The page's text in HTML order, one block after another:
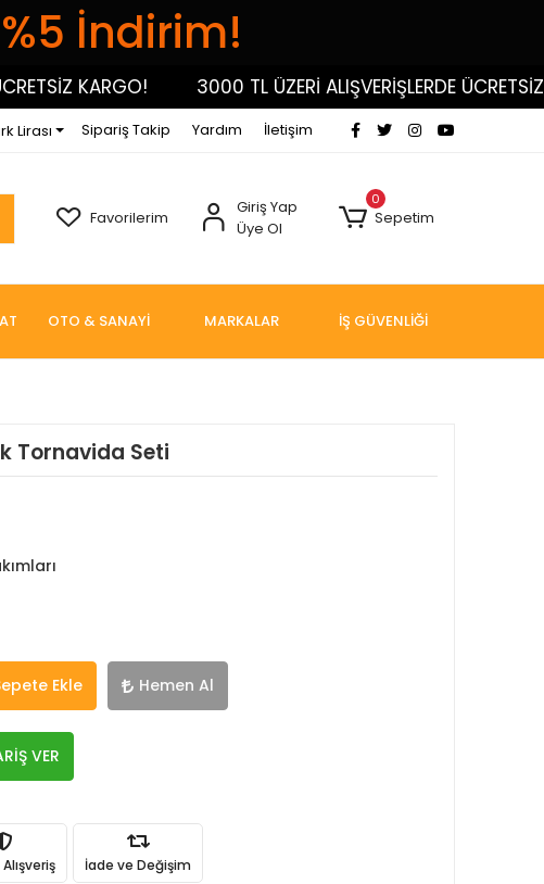
İndirim!
KARGO! 3000 TL ÜZERİ ALIŞVERİŞLERDE ÜCRETSİZ
Lirası Sipariş Takip Yardım İletişim
Favorilerim
Giriş Yap
Üye Ol
0
Sepetim
OTO & SANAYİ MARKALAR İŞ GÜVENLİĞİ
Tornavida Seti
Ekle Hemen Al
VER
İade ve Değişim